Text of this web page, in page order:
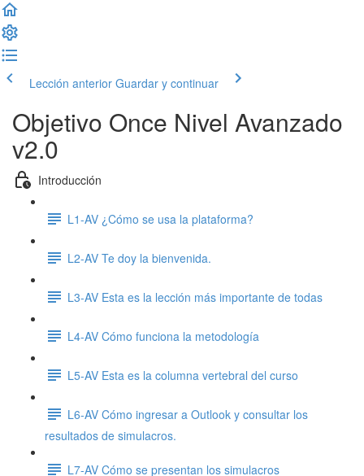
Lección anterior Guardar y continuar
Objetivo Once Nivel Avanzado
v2.0
Introducción
L1-AV ¿Cómo se usa la plataforma?
L2-AV Te doy la bienvenida.
L3-AV Esta es la lección más importante de todas
L4-AV Cómo funciona la metodología
L5-AV Esta es la columna vertebral del curso
L6-AV Cómo ingresar a Outlook y consultar los
resultados de simulacros.
L7-AV Cómo se presentan los simulacros